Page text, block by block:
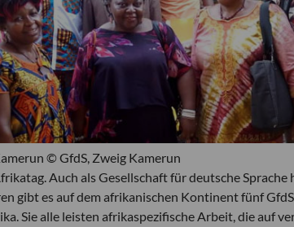
© GfdS, Zweig Kamerun
Auch als Gesellschaft für deutsche Sprache
gibt es auf dem afrikanischen Kontinent fünf
Sie alle leisten afrikaspezifische Arbeit, die auf